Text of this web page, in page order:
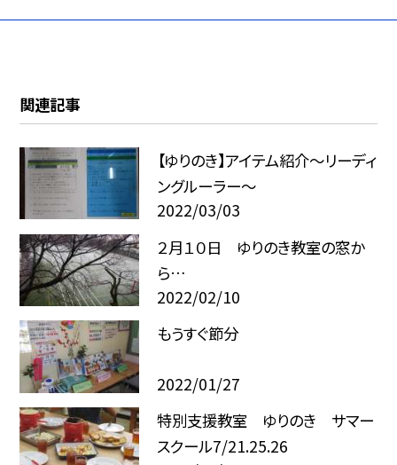
関連記事
【ゆりのき】アイテム紹介〜リーディ
ングルーラー〜
2022/03/03
２月１０日 ゆりのき教室の窓か
ら…
2022/02/10
もうすぐ節分
2022/01/27
特別支援教室 ゆりのき サマー
スクール7/21.25.26